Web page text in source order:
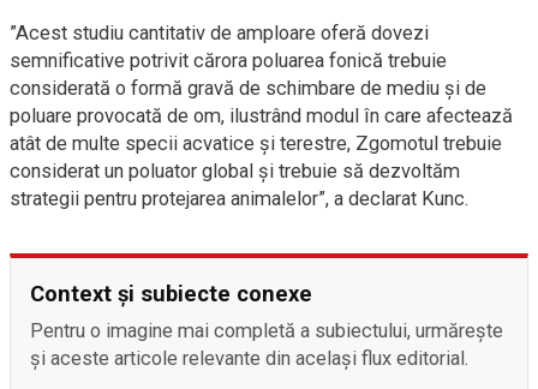
”Acest studiu cantitativ de amploare oferă dovezi
semnificative potrivit cărora poluarea fonică trebuie
considerată o formă gravă de schimbare de mediu şi de
poluare provocată de om, ilustrând modul în care afectează
atât de multe specii acvatice şi terestre, Zgomotul trebuie
considerat un poluator global şi trebuie să dezvoltăm
strategii pentru protejarea animalelor”, a declarat Kunc.
Context și subiecte conexe
Pentru o imagine mai completă a subiectului, urmărește
și aceste articole relevante din același flux editorial.